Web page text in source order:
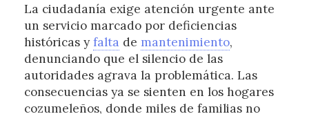
La ciudadanía exige atención urgente ante
un servicio marcado por deficiencias
históricas yfalta de mantenimiento,
denunciando que el silencio de las
autoridades agrava la problemática. Las
consecuencias ya se sienten en los hogares
cozumeleños, donde miles de familias no